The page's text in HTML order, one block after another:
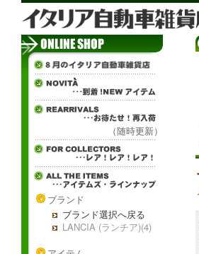
（随時更新）
ブランド
ブランド選択へ戻る
LANCIA (ランチア)(4)